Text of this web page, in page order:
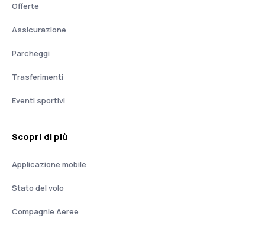
Offerte
Assicurazione
Parcheggi
Trasferimenti
Eventi sportivi
Scopri di più
Applicazione mobile
Stato del volo
Compagnie Aeree